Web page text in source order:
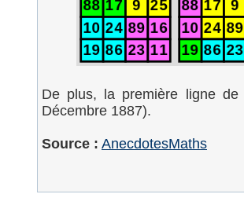
De plus, la première ligne
Décembre 1887).
Source : AnecdotesMaths